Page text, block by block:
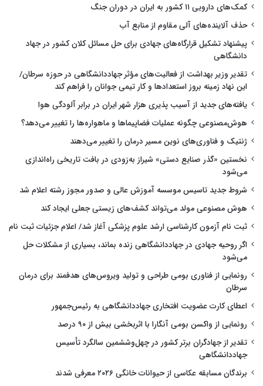
کمک‌های دارویی ۱۱ کشور به ایران در دوران جنگ
حذف آلاینده‌های آلی مقاوم از منابع آب
پیشنهاد تشکیل قرارگاه‌های جهادی برای حل مسائل کلان کشور در جهاد
دانشگاهی
تقدیر وزیر بهداشت از فعالیت‌های مؤثر جهاددانشگاهی در حوزه سرطان/
این نهاد زمینه بروز استعدادها و کار تیمی جوانان را فراهم کند
یافته‌های جدید از آسیب پذیری هزار شهر ایران در برابر آلودگی هوا
هوش‌مصنوعی چگونه عملیات فضاپیماها و ماهواره‌ها را تغییر می‌دهد؟
ژنتیک و فناوری‌های نوین مسیر درمان را تغییر می‌دهند
نخستین «گذر صنایع دستی» شیراز به‌زودی در بافت تاریخی راه‌اندازی
می‌شود
شروط جدید تاسیس موسسه آموزش عالی و صدور مجوز رشته اعلام شد
هوش مصنوعی مولد می‌تواند کشف‌های زیستی جعلی ایجاد کند
ثبت نام آزمون کارشناسی ارشد علوم پزشکی آغاز شد/ اعلام جزئیات ثبت نام
اگر روحیه جهادی در جهاددانشگاهی زنده بماند، بسیاری از مشکلات حل
می‌شود
رونمایی از فناوری بومی طراحی و تولید ویروس‌های هدفمند برای درمان
سرطان
اعطای کارت عضویت افتخاری جهاددانشگاهی به رئیس‌جمهور
رونمایی از واکسن بومی آنگارا با اثربخشی بیش از ۹۰ درصد
تقدیر از جهادگران برتر کشور در چهل‌وششمین سالگرد تأسیس
جهاددانشگاهی
برندگان مسابقه عکاسی از حیوانات خانگی ۲۰۲۶ معرفی شدند